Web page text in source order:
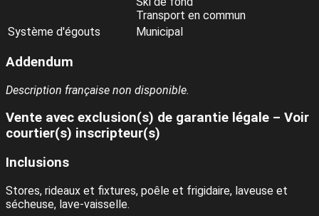
Transport en commun
Système d'égouts
Municipal
Addendum
Description française non disponible.
Vente avec exclusion(s) de garantie légale – Voir
courtier(s) inscripteur(s)
Inclusions
Stores, rideaux et fixtures, poêle et frigidaire, laveuse et
sécheuse, lave-vaisselle.